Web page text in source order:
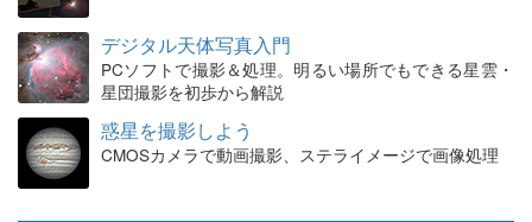
デジタル天体写真入門
PCソフトで撮影＆処理。明るい場所でもできる星雲・
星団撮影を初歩から解説
惑星を撮影しよう
CMOSカメラで動画撮影、ステライメージで画像処理